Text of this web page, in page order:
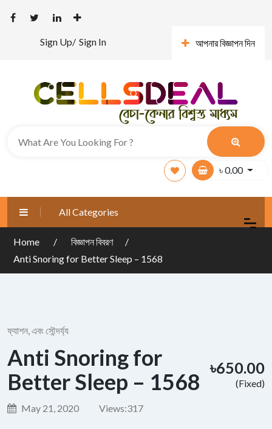
Sign Up/ Sign In আপনার বিজ্ঞাপন দিন
৳0.00
All Categories
Home
বিজ্ঞাপন বিবরণ
Anti Snoring for Better Sleep – 1568
ফ্যাশন, এবং সৌন্দর্য্য
Anti Snoring for
Better Sleep – 1568
May 21, 2020 Views:317
৳650.00
(Fixed)